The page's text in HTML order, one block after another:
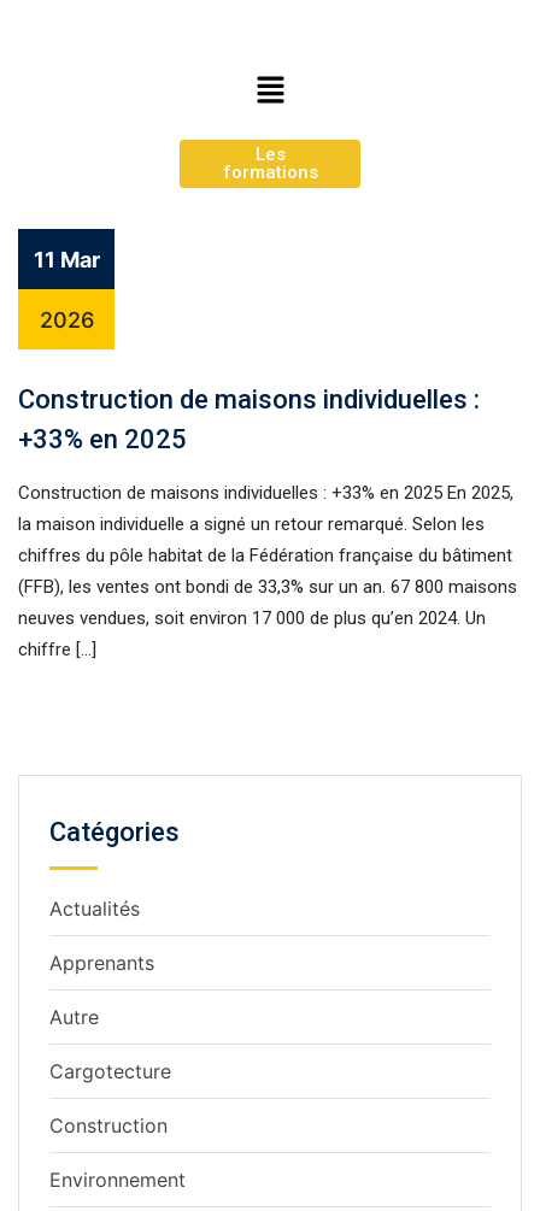
Les
formations
11 Mar
2026
Construction de maisons individuelles :
+33% en 2025
Construction de maisons individuelles : +33% en 2025 En 2025,
la maison individuelle a signé un retour remarqué. Selon les
chiffres du pôle habitat de la Fédération française du bâtiment
(FFB), les ventes ont bondi de 33,3% sur un an. 67 800 maisons
neuves vendues, soit environ 17 000 de plus qu’en 2024. Un
chiffre […]
Catégories
Actualités
Apprenants
Autre
Cargotecture
Construction
Environnement